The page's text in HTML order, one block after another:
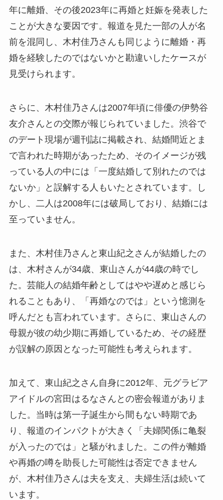
年に離婚、その後2023年に再婚と妊娠を発表した
ことが大きな要因です。報道を見た一部の人が名
前を混同し、木村佳乃さんも同じように離婚・再
婚を経験したのではないかと勘違いしたケースが
見受けられます。
さらに、木村佳乃さんは2007年頃に俳優の伊勢谷
友介さんとの交際が報じられていました。渋谷で
のデート現場が週刊誌に掲載され、結婚間近とま
で言われた時期があったため、そのイメージが残
っている人の中には「一度結婚して別れたのでは
ないか」と誤解する人もいたとされています。し
かし、二人は2008年には破局しており、結婚には
至っていません。
また、木村佳乃さんと東山紀之さんが結婚したの
は、木村さんが34歳、東山さんが44歳の時でし
た。芸能人の結婚年齢としてはやや遅めと感じら
れることもあり、「再婚なのでは」という憶測を
呼んだとも言われています。さらに、東山さんの
母親が彼の幼少期に再婚しているため、その経歴
が誤解の原因となった可能性も考えられます。
加えて、東山紀之さん自身に2012年、元グラビア
アイドルの宮田はるなさんとの密会報道がありま
した。当時は第一子誕生から間もない時期であ
り、報道のインパクトが大きく「夫婦関係に亀裂
が入ったのでは」と騒がれました。この件が離婚
や再婚の噂を助長した可能性は否定できません
が、木村佳乃さんは夫を支え、夫婦生活は続いて
います。